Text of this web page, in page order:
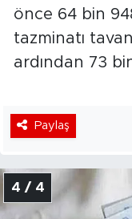
önce 64 bin
tazminatı
ardından 73
Paylaş
4 / 4